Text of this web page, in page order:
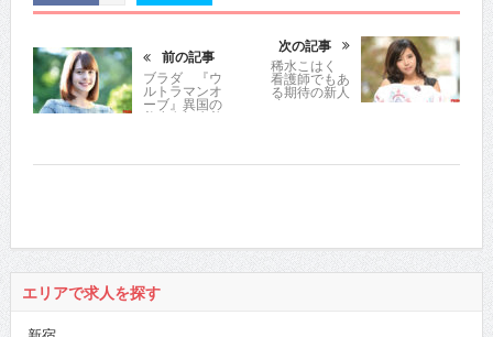
前の記事
ブラダ 『ウ
ルトラマンオ
ーブ』異国の
美少女初水着
次の記事
稀水こはく
看護師でもあ
る期待の新人
が初DVDを!!
エリアで求人を探す